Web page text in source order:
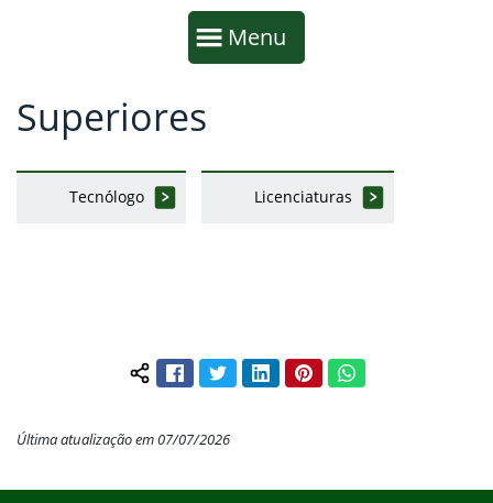
Mostrar
Menu
Fim da navegação
Início do conteúdo
Superiores
Tecnólogo Licenciaturas
Compartilhar conteúdo:
FacebookTwitterLinkedInPinterestWhatsApp
Última atualização em 07/07/2026